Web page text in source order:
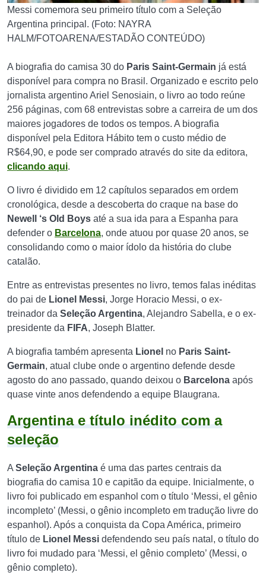
Messi comemora seu primeiro título com a Seleção
Argentina principal. (Foto: NAYRA
HALM/FOTOARENA/ESTADÃO CONTEÚDO)
A biografia do camisa 30 do Paris Saint-Germain já está
disponível para compra no Brasil. Organizado e escrito pelo
jornalista argentino Ariel Senosiain, o livro ao todo reúne
256 páginas, com 68 entrevistas sobre a carreira de um dos
maiores jogadores de todos os tempos. A biografia
disponível pela Editora Hábito tem o custo médio de
R$64,90, e pode ser comprado através do site da editora,
clicando aqui.
O livro é dividido em 12 capítulos separados em ordem
cronológica, desde a descoberta do craque na base do
Newell ‘s Old Boys até a sua ida para a Espanha para
defender o Barcelona, onde atuou por quase 20 anos, se
consolidando como o maior ídolo da história do clube
catalão.
Entre as entrevistas presentes no livro, temos falas inéditas
do pai de Lionel Messi, Jorge Horacio Messi, o ex-
treinador da Seleção Argentina, Alejandro Sabella, e o ex-
presidente da FIFA, Joseph Blatter.
A biografia também apresenta Lionel no Paris Saint-
Germain, atual clube onde o argentino defende desde
agosto do ano passado, quando deixou o Barcelona após
quase vinte anos defendendo a equipe Blaugrana.
Argentina e título inédito com a
seleção
A Seleção Argentina é uma das partes centrais da
biografia do camisa 10 e capitão da equipe. Inicialmente, o
livro foi publicado em espanhol com o título ‘Messi, el gênio
incompleto’ (Messi, o gênio incompleto em tradução livre do
espanhol). Após a conquista da Copa América, primeiro
título de Lionel Messi defendendo seu país natal, o título do
livro foi mudado para ‘Messi, el gênio completo’ (Messi, o
gênio completo).